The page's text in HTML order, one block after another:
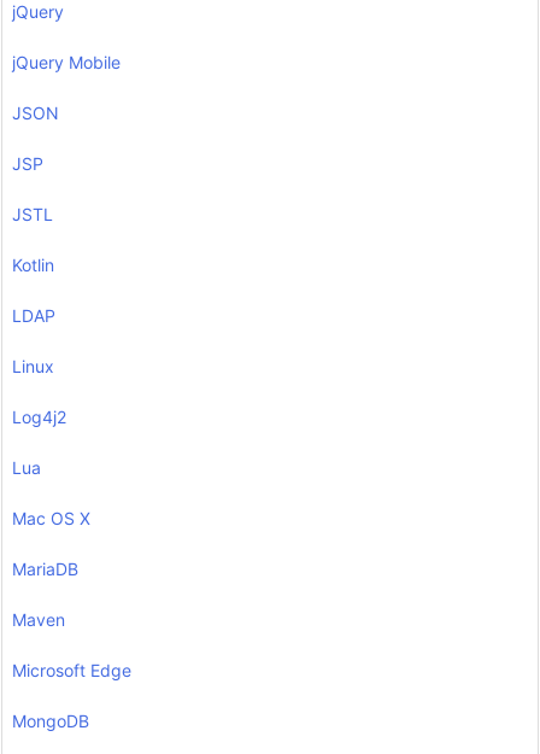
jQuery
jQuery Mobile
JSON
JSP
JSTL
Kotlin
LDAP
Linux
Log4j2
Lua
Mac OS X
MariaDB
Maven
Microsoft Edge
MongoDB